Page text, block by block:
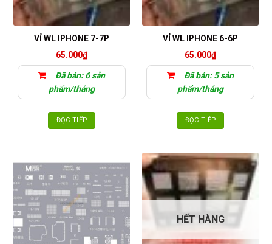
VỈ WL IPHONE 7-7P
65.000₫
Đã bán: 6 sản
phẩm/tháng
ĐỌC TIẾP
VỈ WL IPHONE 6-6P
65.000₫
Đã bán: 5 sản
phẩm/tháng
ĐỌC TIẾP
HẾT HÀNG